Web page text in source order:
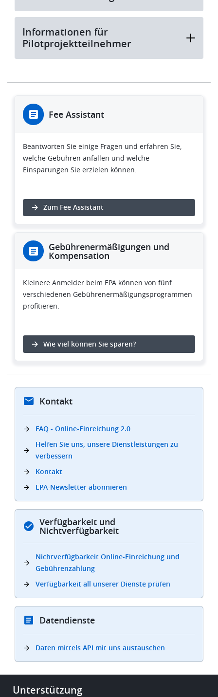
Informationen für
Pilotprojektteilnehmer
Fee Assistant
Beantworten Sie einige Fragen und erfahren Sie,
welche Gebühren anfallen und welche
Einsparungen Sie erzielen können.
Zum Fee Assistant
Gebührenermäßigungen und
Kompensation
Kleinere Anmelder beim EPA können von fünf
verschiedenen Gebührenermäßigungsprogrammen
profitieren.
Wie viel können Sie sparen?
Kontakt
FAQ - Online-Einreichung 2.0
Helfen Sie uns, unsere Dienstleistungen zu
verbessern
Kontakt
EPA-Newsletter abonnieren
Verfügbarkeit und
Nichtverfügbarkeit
Nichtverfügbarkeit Online-Einreichung und
Gebührenzahlung
Verfügbarkeit all unserer Dienste prüfen
Datendienste
Daten mittels API mit uns austauschen
Footer
Unterstützung